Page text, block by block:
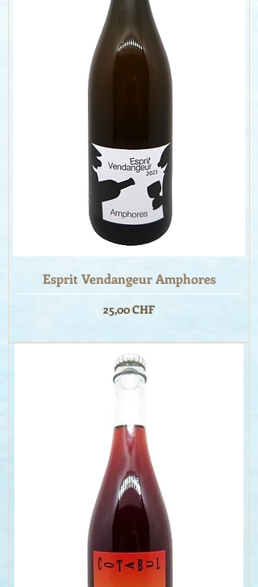
Esprit Vendangeur Amphores
Prix
25,00 CHF